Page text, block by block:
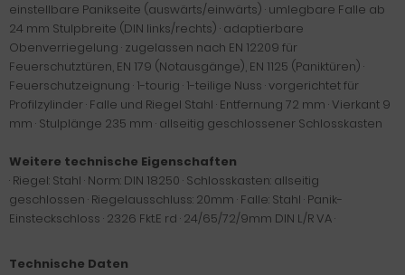
einstellbare Panikseite (auswärts/einwärts) · umlegbare Falle ab
24 mm Stulpbreite (DIN links/rechts) · adaptierbare
Obenverriegelung · zugelassen nach EN 12209 für
Feuerschutztüren, EN 179 (Notausgänge), EN 1125 (Paniktüren) ·
Feuerschutzeignung · 1-tourig · 1-teilige Nuss · vorgerichtet für
Profilzylinder · Falle und Riegel Stahl · Entfernung 72 mm · Vierkant 9
mm · Stulplänge 235 mm · allseitig geschlossener Schlosskasten
Weitere technische Eigenschaften
· Riegel: Stahl · Norm: DIN 18250 · Schlosskasten: allseitig
geschlossen · Riegelausschluss: 20mm · Falle: Stahl · Panik-
Einsteckschloss · 2326 Fkt.E rd · 24/65/72/9mm DIN L/R VA ·
Technische Daten